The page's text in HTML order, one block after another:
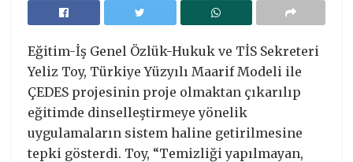
Eğitim-İş Genel Özlük-Hukuk ve TİS Sekreteri
Yeliz Toy, Türkiye Yüzyılı Maarif Modeli ile
ÇEDES projesinin proje olmaktan çıkarılıp
eğitimde dinselleştirmeye yönelik
uygulamaların sistem haline getirilmesine
tepki gösterdi. Toy, “Temizliği yapılmayan,